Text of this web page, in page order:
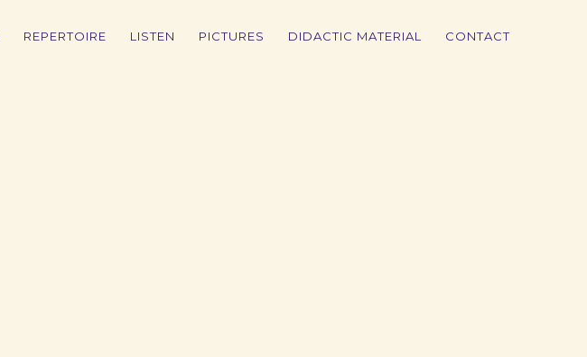
REPERTOIRE LISTEN PICTURES DIDACTIC MATERIAL CONTACT